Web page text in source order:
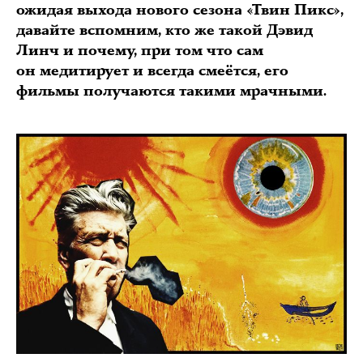
ожидая выхода нового сезона «Твин Пикс»,
давайте вспомним, кто же такой Дэвид
Линч и почему, при том что сам
он медитирует и всегда смеётся, его
фильмы получаются такими мрачными.